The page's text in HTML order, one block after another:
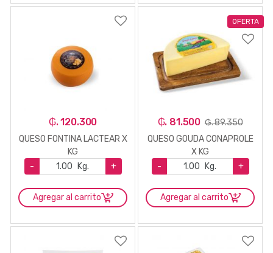
₲. 120.300
QUESO FONTINA LACTEAR X
KG
-
Kg. +
Agregar al carrito
OFERTA
₲. 81.500 ₲. 89.350
QUESO GOUDA CONAPROLE
X KG
-
Kg. +
Agregar al carrito